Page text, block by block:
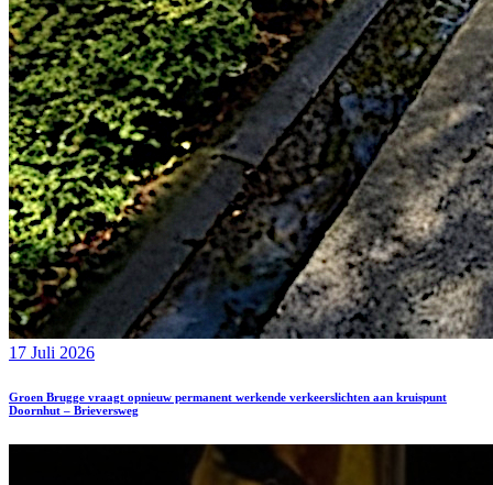
17 Juli 2026
Groen Brugge vraagt opnieuw permanent werkende verkeerslichten aan kruispunt
Doornhut – Brieversweg